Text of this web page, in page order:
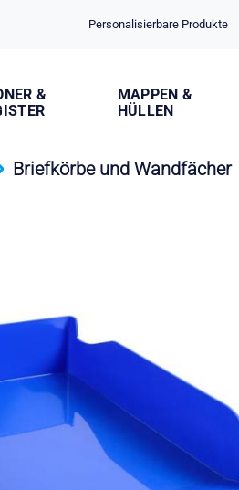
Personalisierbare Produkte
&
MAPPEN &
HÜLLEN
Briefkörbe und Wandfächer